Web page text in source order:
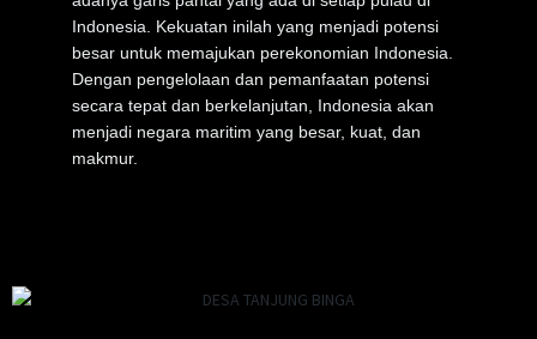
Indonesia. Kekuatan inilah yang menjadi potensi
besar untuk memajukan perekonomian Indonesia.
Dengan pengelolaan dan pemanfaatan potensi
secara tepat dan berkelanjutan, Indonesia akan
menjadi negara maritim yang besar, kuat, dan
makmur.